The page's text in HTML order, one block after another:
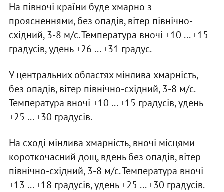
На півночі країни буде хмарно з
проясненнями, без опадів, вітер північно-
східний, 3-8 м/с. Температура вночі +10 ... +15
градусів, удень +26 ... +31 градус.
У центральних областях мінлива хмарність,
без опадів, вітер північно-східний, 3-8 м/с.
Температура вночі +10 ... +15 градусів, удень
+25 ... +30 градусів.
На сході мінлива хмарність, вночі місцями
короткочасний дощ, вдень без опадів, вітер
північно-східний, 3-8 м/с. Температура вночі
+13 ... +18 градусів, удень +25 ... +30 градусів.